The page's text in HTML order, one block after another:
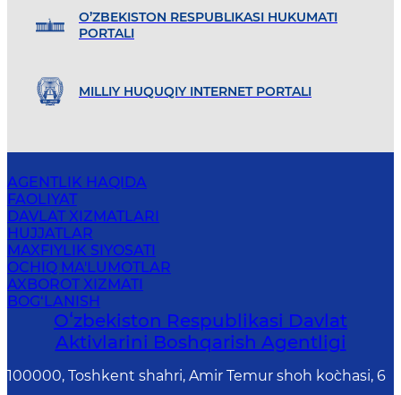
O’ZBEKISTON RESPUBLIKASI HUKUMATI
PORTALI
MILLIY HUQUQIY INTERNET PORTALI
AGENTLIK HAQIDA
FAOLIYAT
DAVLAT XIZMATLARI
HUJJATLAR
MAXFIYLIK SIYOSATI
OCHIQ MA'LUMOTLAR
AXBOROT XIZMATI
BOG‘LANISH
Oʻzbekiston Respublikasi Davlat
Aktivlarini Boshqarish Agentligi
100000, Toshkent shahri, Amir Temur shoh ko`chasi, 6